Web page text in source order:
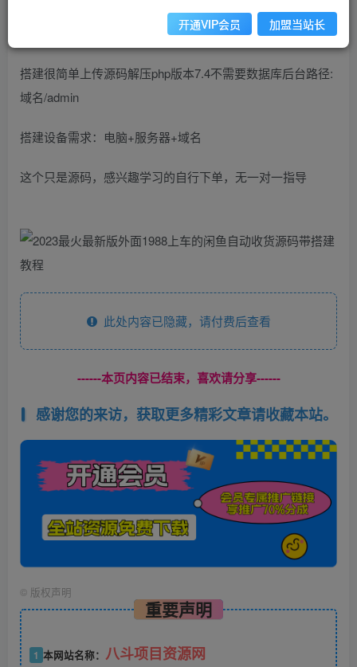
搭建很简单上传源码解压php版本7.4不需要数据库后台路径:
域名/admin
搭建设备需求：电脑+服务器+域名
这个只是源码，感兴趣学习的自行下单，无一对一指导
此处内容已隐藏，请付费后查看
------本页内容已结束，喜欢请分享------
感谢您的来访，获取更多精彩文章请收藏本站。
© 版权声明
重要声明
1 本网站名称： 八斗项目资源网
开通VIP会员 加盟当站长